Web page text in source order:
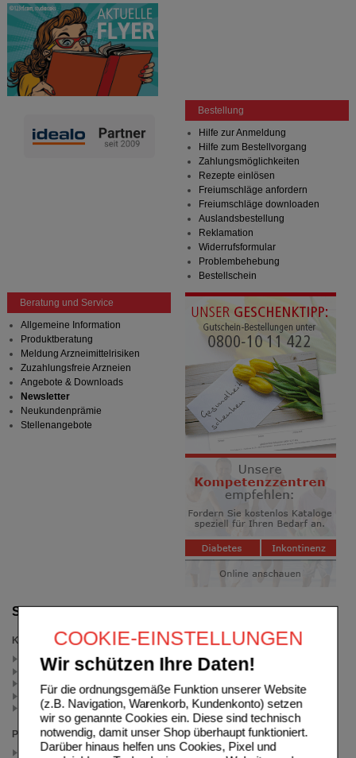
COOKIE-EINSTELLUNGEN
Wir schützen Ihre Daten!
Für die ordnungsgemäße Funktion unserer Website
(z.B. Navigation, Warenkorb, Kundenkonto) setzen
wir so genannte Cookies ein. Diese sind technisch
notwendig, damit unser Shop überhaupt funktioniert.
Darüber hinaus helfen uns Cookies, Pixel und
Suche verfeinern
Kategorien
Clearblue (2)
Kinderwunsch (2)
Schwangerschaftstest (1)
Clearblue Schwangerschaftstest (1)
Weitere Arzneimittel (1)
Packungsgröße
5 St (2)
Bestellung
Hilfe zur Anmeldung
Hilfe zum Bestellvorgang
Zahlungsmöglichkeiten
Rezepte einlösen
Freiumschläge anfordern
Freiumschläge downloaden
Auslandsbestellung
Reklamation
Widerrufsformular
Problembehebung
Bestellschein
Beratung und Service
Allgemeine Information
Produktberatung
Meldung Arzneimittelrisiken
Zuzahlungsfreie Arzneien
Angebote & Downloads
Newsletter
Neukundenprämie
Stellenangebote